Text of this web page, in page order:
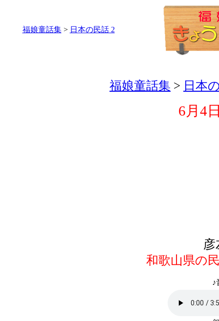
福娘童話集> 日本の民話 2
福娘童話集 > 日本
6月4
和歌山県の
♪